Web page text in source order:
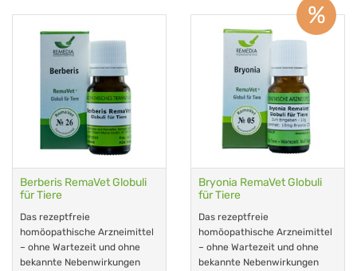
Berberis RemaVet Globuli
für Tiere
Das rezeptfreie
homöopathische Arzneimittel
– ohne Wartezeit und ohne
bekannte Nebenwirkungen
Bryonia RemaVet Globuli
für Tiere
Das rezeptfreie
homöopathische Arzneimittel
– ohne Wartezeit und ohne
bekannte Nebenwirkungen
%